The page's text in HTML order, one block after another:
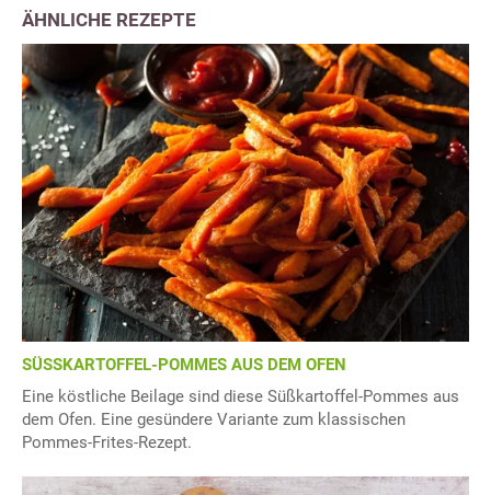
ÄHNLICHE REZEPTE
SÜSSKARTOFFEL-POMMES AUS DEM OFEN
Eine köstliche Beilage sind diese Süßkartoffel-Pommes aus
dem Ofen. Eine gesündere Variante zum klassischen
Pommes-Frites-Rezept.